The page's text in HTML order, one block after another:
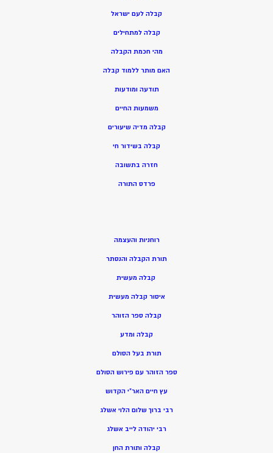
קבלה לעם ישראל
קבלה למתחילים
מהי חכמת הקבלה
האם מותר ללמוד קבלה
תודעה ומודעות
משמעות החיים
קבלה מדיה שיעורים
קבלה בשידור חי
חזרה בתשובה
פרדס התורה
רוחניות והעצמה
תורת הקבלה והנסתר
קבלה מעשית
איסור קבלה מעשית
קבלה ספר הזוהר
קבלה ומדע
תורת בעל הסולם
ספר הזוהר עם פירוש הסולם
עץ חיים האר”י הקדוש
רבי ברוך שלום הלוי אשלג
רבי יהודה לייב אשלג
קבלה ותורת החן